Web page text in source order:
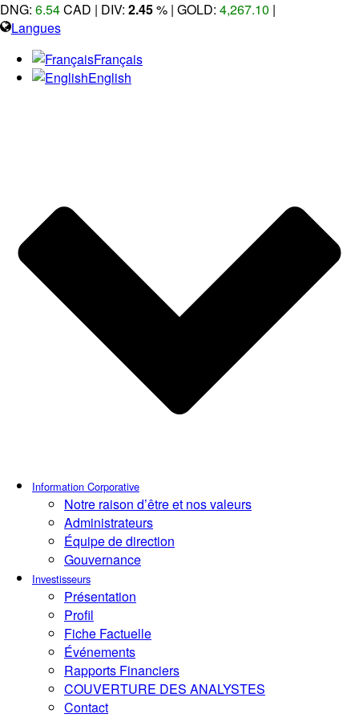
DNG: 6.54CAD | DIV: 2.45% | GOLD: 4,267.10 |
Langues
Français
English
Information Corporative
Notre raison d’être et nos valeurs
Administrateurs
Équipe de direction
Gouvernance
Investisseurs
Présentation
Profil
Fiche Factuelle
Événements
Rapports Financiers
COUVERTURE DES ANALYSTES
Contact